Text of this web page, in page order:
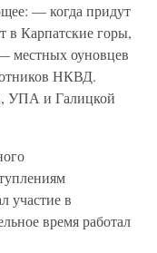
— когда придут
в Карпатские горы,
местных оуновцев
НКВД.
УПА и Галицкой
в
время работал